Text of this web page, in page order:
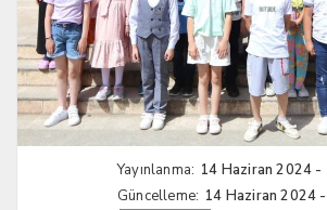
Yayınlanma: 14 Haziran 2024 -
Güncelleme: 14 Haziran 2024